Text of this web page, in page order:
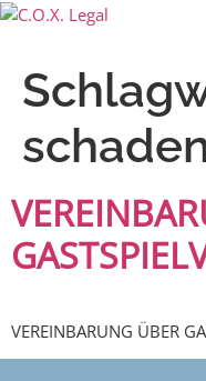
VEREINBARUNG ÜBER